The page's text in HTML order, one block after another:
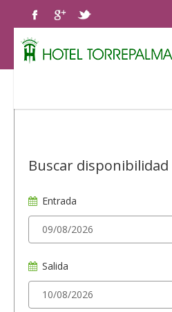
Buscar disponibilidad
Entrada
Salida